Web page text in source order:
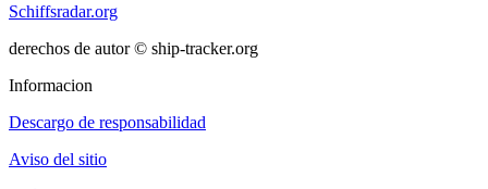
Schiffsradar.org
derechos de autor © ship-tracker.org
Informacion
Descargo de responsabilidad
Aviso del sitio